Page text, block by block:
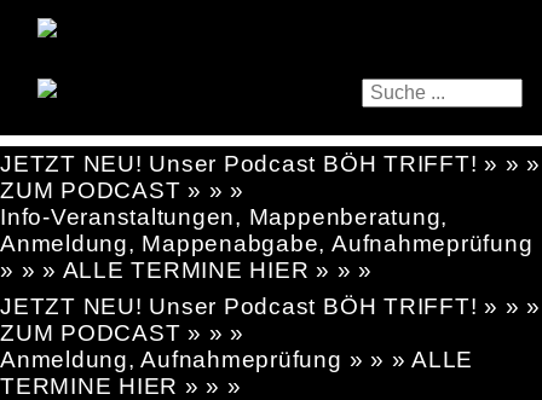
JETZT NEU! Unser Podcast BÖH TRIFFT! » » »
ZUM PODCAST » » »
Info-Veranstaltungen, Mappenberatung,
Anmeldung, Mappenabgabe, Aufnahmeprüfung
» » » ALLE TERMINE HIER » » »
JETZT NEU! Unser Podcast BÖH TRIFFT! » » »
ZUM PODCAST » » »
Anmeldung, Aufnahmeprüfung » » » ALLE
TERMINE HIER » » »